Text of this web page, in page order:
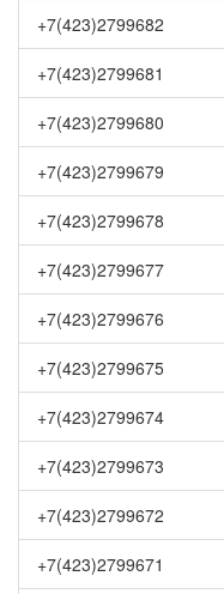
+7(423)2799682
+7(423)2799681
+7(423)2799680
+7(423)2799679
+7(423)2799678
+7(423)2799677
+7(423)2799676
+7(423)2799675
+7(423)2799674
+7(423)2799673
+7(423)2799672
+7(423)2799671